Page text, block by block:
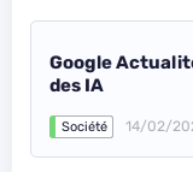
Google
des IA
Société 14/02/